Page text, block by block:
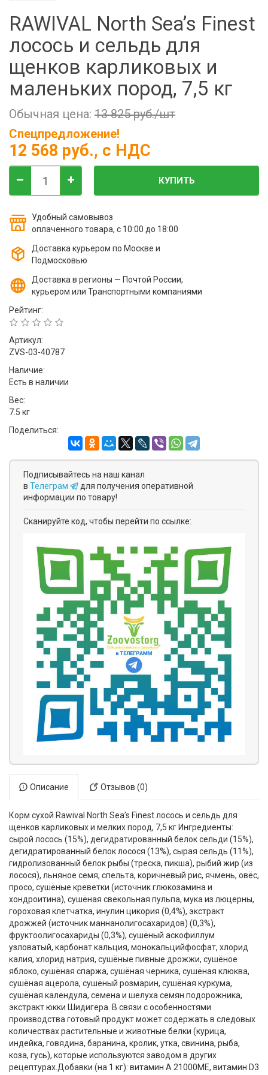
Электронная маркировка коров
Держатели лизунцов
RAWIVAL North Sea’s Finest
лосось и сельдь для
щенков карликовых и
маленьких пород, 7,5 кг
Обычная цена: 13 825 руб./шт
Спецпредложение!
12 568 руб., с НДС
КУПИТЬ
Удобный самовывоз
оплаченного товара, с 10:00 до 18:00
Доставка курьером по Москве и
Подмосковью
Доставка в регионы — Почтой России,
курьером или Транспортными компаниями
Рейтинг:
Артикул:
ZVS-03-40787
Наличие:
Есть в наличии
Вес:
7.5 кг
Поделиться:
Подписывайтесь на наш канал
в Телеграм
для получения оперативной
информации по товару!
Сканируйте код, чтобы перейти по ссылке:
Описание Отзывов (0)
Корм сухой Rawival North Sea’s Finest лосось и сельдь для
щенков карликовых и мелких пород, 7,5 кг Ингредиенты:
сырой лосось (15%), дегидратированный белок сельди (15%),
дегидратированный белок лосося (13%), сырая сельдь (11%),
гидролизованный белок рыбы (треска, пикша), рыбий жир (из
лосося), льняное семя, спельта, коричневый рис, ячмень, овёс,
просо, сушёные креветки (источник глюкозамина и
хондроитина), сушёная свекольная пульпа, мука из люцерны,
гороховая клетчатка, инулин цикория (0,4%), экстракт
дрожжей (источник маннанолигосахаридов) (0,3%),
фруктоолигосахариды (0,3%), сушёный аскофиллум
узловатый, карбонат кальция, монокальцийфосфат, хлорид
калия, хлорид натрия, сушёные пивные дрожжи, сушёное
яблоко, сушёная спаржа, сушёная черника, сушёная клюква,
сушёная ацерола, сушёный розмарин, сушёная куркума,
сушёная календула, семена и шелуха семян подорожника,
экстракт юкки Шидигера. В связи с особенностями
производства готовый продукт может содержать в следовых
количествах растительные и животные белки (курица,
индейка, говядина, баранина, кролик, утка, свинина, рыба,
коза, гусь), которые используются заводом в других
рецептурах.Добавки (на 1 кг): витамин A 21000МЕ, витамин D3